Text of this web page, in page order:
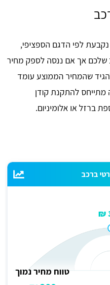
לפי הדגם הספציפי,
שלכם אך אם ננסה לספק מחיר
שהמחיר הממוצע עומד
זה מתייחס להתקנת קודן
ברזל או אלומיניום.
ברכב
טווח מחיר נמוך